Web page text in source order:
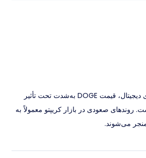
همانند بسیاری از ارزهای دیجیتال، قیمت DOGE به‌شدت تحت تأثیر
روندهای صعودی در بازار کریپتو معمولاً به